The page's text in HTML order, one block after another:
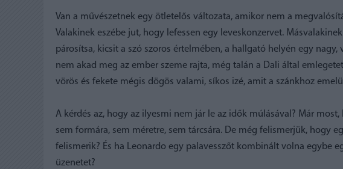
Van a művészetnek egy ötletelős változata, amikor nem a
Valakinek eszébe jut, hogy lefessen egy leveskonzervet.
párosítsa, kicsit a szó szoros értelmében, a hallgató helyén egy
nem akad meg az ember szeme rajta, még talán a Dali által
vörös és fekete mégis dögös valami, síkos izé, amit a szánkhoz
A kérdés az, hogy az ilyesmi nem jár le az idők múlásával? Már
sem formára, sem méretre, sem tárcsára. De még felismerjük, hogy
felismerik? És ha Leonardo egy palavesszőt kombinált volna egybe
üzenetet?